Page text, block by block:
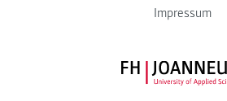
Impressum